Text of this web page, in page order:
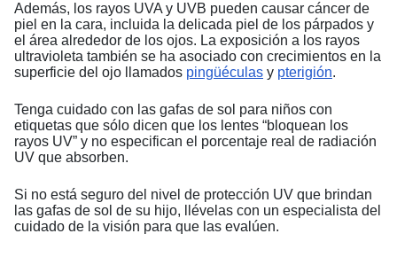
Además, los rayos UVA y UVB pueden causar cáncer de
piel en la cara, incluida la delicada piel de los párpados y
el área alrededor de los ojos. La exposición a los rayos
ultravioleta también se ha asociado con crecimientos en la
superficie del ojo llamados pingüéculas y pterigión.
Tenga cuidado con las gafas de sol para niños con
etiquetas que sólo dicen que los lentes “bloquean los
rayos UV” y no especifican el porcentaje real de radiación
UV que absorben.
Si no está seguro del nivel de protección UV que brindan
las gafas de sol de su hijo, llévelas con un especialista del
cuidado de la visión para que las evalúen.